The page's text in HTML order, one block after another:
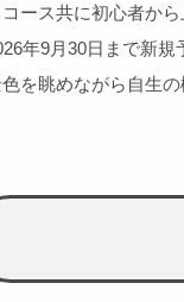
コース共に初心者か
年9月30日まで新規
を眺めながら自生